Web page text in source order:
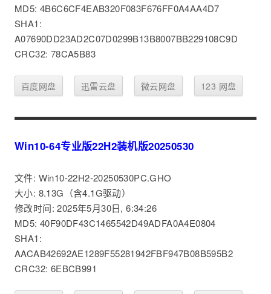
MD5: 4B6C6CF4EAB320F083F676FF0A4AA4D7
SHA1:
A07690DD23AD2C07D0299B13B8007BB229108C9D
CRC32: 78CA5B83
百度网盘 迅雷云盘 微云网盘 123 网盘
Win10-64专业版22H2装机版20250530
文件: Win10-22H2-20250530PC.GHO
大小: 8.13G（含4.1G驱动）
修改时间: 2025年5月30日, 6:34:26
MD5: 40F90DF43C1465542D49ADFA0A4E0804
SHA1:
AACAB42692AE1289F55281942FBF947B08B595B2
CRC32: 6EBCB991